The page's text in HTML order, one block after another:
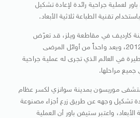
لعملية جراحية رائدة لإعادة تشكيل
تقنية الطباعة ثلاثية الأبعاد.
كارديف في مقاطعة ويلز، قد تعرّض
لحادث دراجة نارية عام 2012، ويعد واحداً من أوائل المرضى
في العالم الذي تجرى له عملية جراحية
مراحلها.
موريسون بمدينة سوانزي لكسر عظام
تشكيل وجهه عن طريق زرع أجزاء مصنوعة
واعتبر ستيفن باور أن العملية